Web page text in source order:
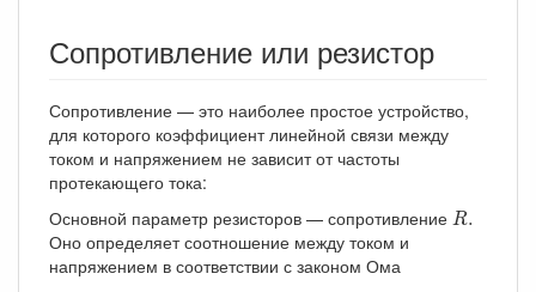
Сопротивление или резистор
Сопротивление — это наиболее простое устройство,
для которого коэффициент линейной связи между
током и напряжением не зависит от частоты
протекающего тока:
Основной параметр резисторов — сопротивление R.
R.
Оно определяет соотношение между током и
напряжением в соответствии с законом Ома